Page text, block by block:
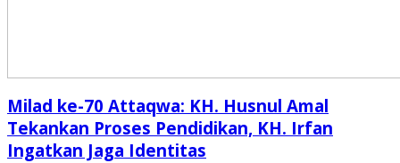
Milad ke-70 Attaqwa: KH. Husnul Amal
Tekankan Proses Pendidikan, KH. Irfan
Ingatkan Jaga Identitas